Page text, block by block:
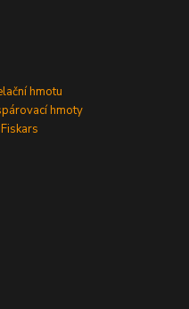
hmotu
hmoty